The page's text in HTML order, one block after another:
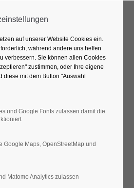
'88
Akkordeonmelodien unterhält
'88
auf unserer Website Cookies ein.
während andere uns helfen
verbessern. Sie können allen Cookies
zustimmen, oder Ihre eigene
diese mit dem Button "Auswahl
und Google Fonts zulassen damit die
Google Maps, OpenStreetMap und
Matomo Analytics zulassen